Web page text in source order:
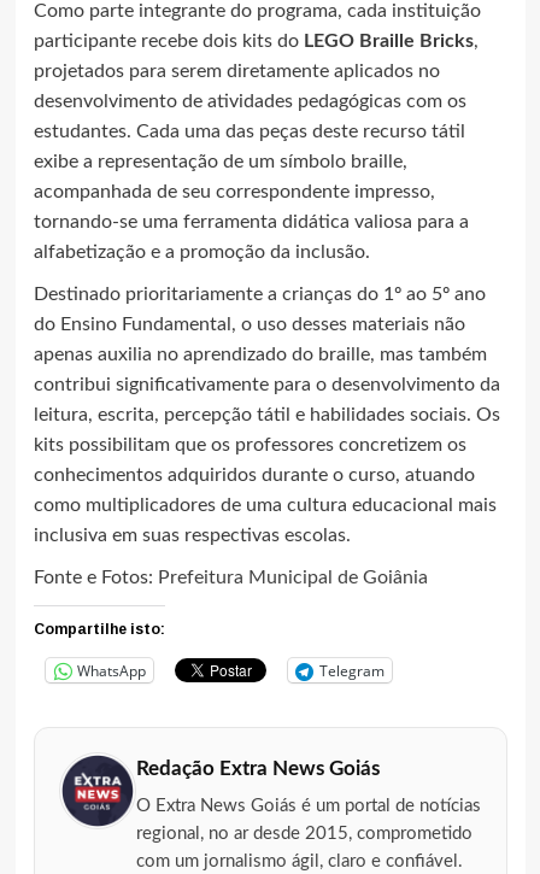
Como parte integrante do programa, cada instituição
participante recebe dois kits do LEGO Braille Bricks,
projetados para serem diretamente aplicados no
desenvolvimento de atividades pedagógicas com os
estudantes. Cada uma das peças deste recurso tátil
exibe a representação de um símbolo braille,
acompanhada de seu correspondente impresso,
tornando-se uma ferramenta didática valiosa para a
alfabetização e a promoção da inclusão.
Destinado prioritariamente a crianças do 1º ao 5º ano
do Ensino Fundamental, o uso desses materiais não
apenas auxilia no aprendizado do braille, mas também
contribui significativamente para o desenvolvimento da
leitura, escrita, percepção tátil e habilidades sociais. Os
kits possibilitam que os professores concretizem os
conhecimentos adquiridos durante o curso, atuando
como multiplicadores de uma cultura educacional mais
inclusiva em suas respectivas escolas.
Fonte e Fotos: Prefeitura Municipal de Goiânia
Compartilhe isto:
WhatsApp Telegram
Redação Extra News Goiás
O Extra News Goiás é um portal de notícias
regional, no ar desde 2015, comprometido
com um jornalismo ágil, claro e confiável.